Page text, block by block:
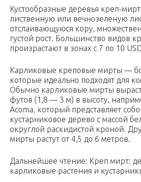
Кустообразные деревья креп-
лиственную или вечнозеленую
отслаивающуюся кору,
густой рост. Большинство видов
произрастают в зонах с 7 по 10
Карликовые креповые мирты —
которые идеально подходят для
Обычно карликовые мирты
футов (1,8 — 3 м) в высоту,
Acoma, который представляет
кустарниковое дерево с массой
округлой раскидистой кроной.
мирты растут от 4,5 до 6 метров.
Дальнейшее чтение: Креп мирт:
карликовые растения и